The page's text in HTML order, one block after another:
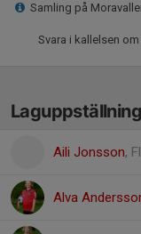
Samling på
Svara i kallelsen
Laguppställning
Aili Jonsson,
Alva